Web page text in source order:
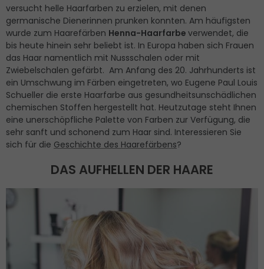
versucht helle Haarfarben zu erzielen, mit denen
germanische Dienerinnen prunken konnten. Am häufigsten
wurde zum Haarefärben Henna-Haarfarbe verwendet, die
bis heute hinein sehr beliebt ist. In Europa haben sich Frauen
das Haar namentlich mit Nussschalen oder mit
Zwiebelschalen gefärbt. Am Anfang des 20. Jahrhunderts ist
ein Umschwung im Färben eingetreten, wo Eugene Paul Louis
Schueller die erste Haarfarbe aus gesundheitsunschädlichen
chemischen Stoffen hergestellt hat. Heutzutage steht Ihnen
eine unerschöpfliche Palette von Farben zur Verfügung, die
sehr sanft und schonend zum Haar sind. Interessieren Sie
sich für die Geschichte des Haarefärbens?
DAS AUFHELLEN DER HAARE